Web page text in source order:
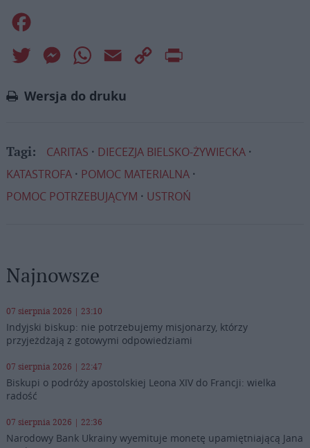
Twitter MessengerWhatsApp
Email
Copy
Wersja do druku
Tagi: CARITAS
DIECEZJA BIELSKO-ŻYWIECKA
KATASTROFA
POMOC MATERIALNA
POMOC POTRZEBUJĄCYM
USTROŃ
Najnowsze
07 sierpnia 2026 | 23:10
Indyjski biskup: nie potrzebujemy misjonarzy, którzy
przyjeżdżają z gotowymi odpowiedziami
07 sierpnia 2026 | 22:47
Biskupi o podróży apostolskiej Leona XIV do Francji: wielka
radość
07 sierpnia 2026 | 22:36
Narodowy Bank Ukrainy wyemituje monetę upamiętniającą Jana